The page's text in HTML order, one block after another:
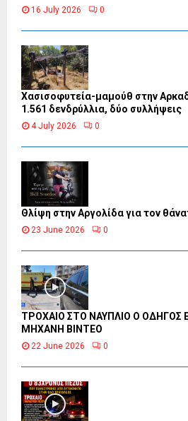
16 July 2026 0
Χασισοφυτεία-μαμούθ στην
1.561 δενδρύλλια, δύο συλλήψεις
4 July 2026 0
Θλίψη στην Αργολίδα για τον
23 June 2026 0
ΤΡΟΧΑΙΟ ΣΤΟ ΝΑΥΠΛΙΟ Ο ΟΔΗΓΟΣ
ΜΗΧΑΝΗ ΒΙΝΤΕΟ
22 June 2026 0